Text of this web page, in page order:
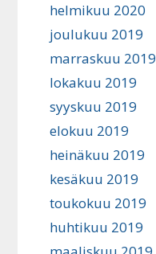
helmikuu 2020
joulukuu 2019
marraskuu 2019
lokakuu 2019
syyskuu 2019
elokuu 2019
heinäkuu 2019
kesäkuu 2019
toukokuu 2019
huhtikuu 2019